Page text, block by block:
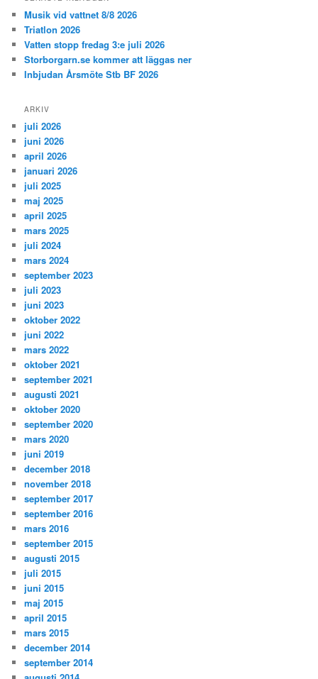
Musik vid vattnet 8/8 2026
Triatlon 2026
Vatten stopp fredag 3:e juli 2026
Storborgarn.se kommer att läggas ner
Inbjudan Årsmöte Stb BF 2026
ARKIV
juli 2026
juni 2026
april 2026
januari 2026
juli 2025
maj 2025
april 2025
mars 2025
juli 2024
mars 2024
september 2023
juli 2023
juni 2023
oktober 2022
juni 2022
mars 2022
oktober 2021
september 2021
augusti 2021
oktober 2020
september 2020
mars 2020
juni 2019
december 2018
november 2018
september 2017
september 2016
mars 2016
september 2015
augusti 2015
juli 2015
juni 2015
maj 2015
april 2015
mars 2015
december 2014
september 2014